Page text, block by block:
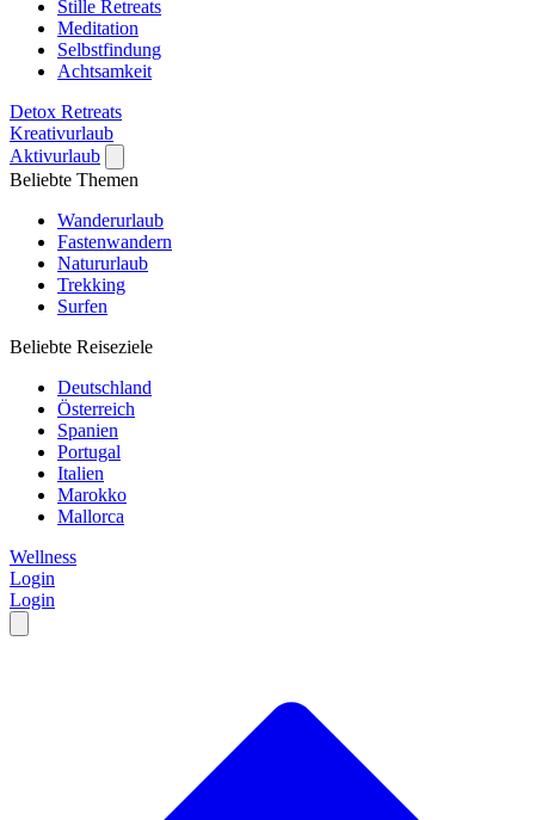
Stille Retreats
Meditation
Selbstfindung
Achtsamkeit
Detox Retreats
Kreativurlaub
Aktivurlaub
Beliebte Themen
Wanderurlaub
Fastenwandern
Natururlaub
Trekking
Surfen
Beliebte Reiseziele
Deutschland
Österreich
Spanien
Portugal
Italien
Marokko
Mallorca
Wellness
Login
Login